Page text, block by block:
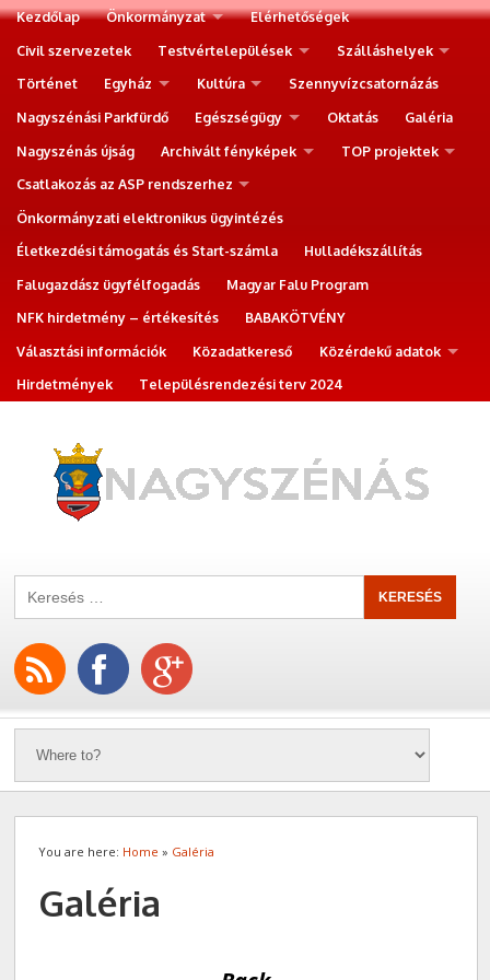
Kezdőlap Önkormányzat
Elérhetőségek
Civil szervezetek
Testvértelepülések
Szálláshelyek
Történet
Egyház Kultúra
Szennyvízcsatornázás
Nagyszénási Parkfürdő
Egészségügy Oktatás
Galéria
Nagyszénás újság
Archivált fényképek
TOP projektek
Csatlakozás az ASP rendszerhez
Önkormányzati elektronikus ügyintézés
Életkezdési támogatás és Start-számla
Hulladékszállítás
Falugazdász ügyfélfogadás
Magyar Falu Program
NFK hirdetmény – értékesítés
BABAKÖTVÉNY
Választási információk
Közadatkereső
Közérdekű adatok
Hirdetmények
Településrendezési terv 2024
You are here: Home » Galéria
Galéria